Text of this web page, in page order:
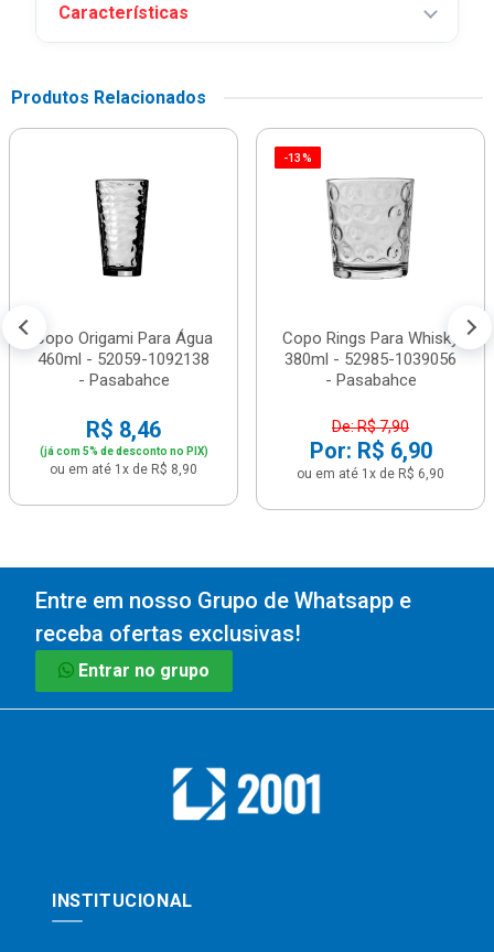
Características
Produtos Relacionados
Copo Origami Para Água
460ml - 52059-1092138
- Pasabahce
R$ 8,46
(já com 5% de desconto no PIX)
ou em até 1x de R$ 8,90
-13%
Copo Rings Para Whisky
380ml - 52985-1039056
- Pasabahce
De: R$ 7,90
Por: R$ 6,90
ou em até 1x de R$ 6,90
Entre em nosso Grupo de Whatsapp e
receba ofertas exclusivas!
Entrar no grupo
INSTITUCIONAL